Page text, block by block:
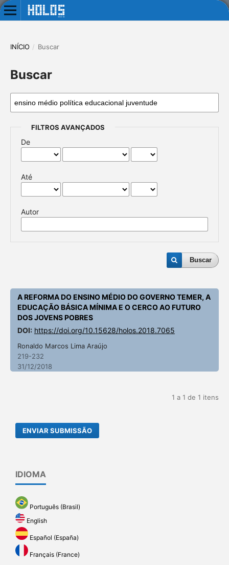
INÍCIO / Buscar
Buscar
FILTROS AVANÇADOS
De
Até
Autor
Buscar
A REFORMA DO ENSINO MÉDIO DO GOVERNO TEMER, A
EDUCAÇÃO BÁSICA MÍNIMA E O CERCO AO FUTURO
DOS JOVENS POBRES
DOI: https://doi.org/10.15628/holos.2018.7065
Ronaldo Marcos Lima Araújo
219-232
31/12/2018
1 a 1 de 1 itens
ENVIAR SUBMISSÃO
IDIOMA
Português (Brasil)
English
Español (España)
Français (France)